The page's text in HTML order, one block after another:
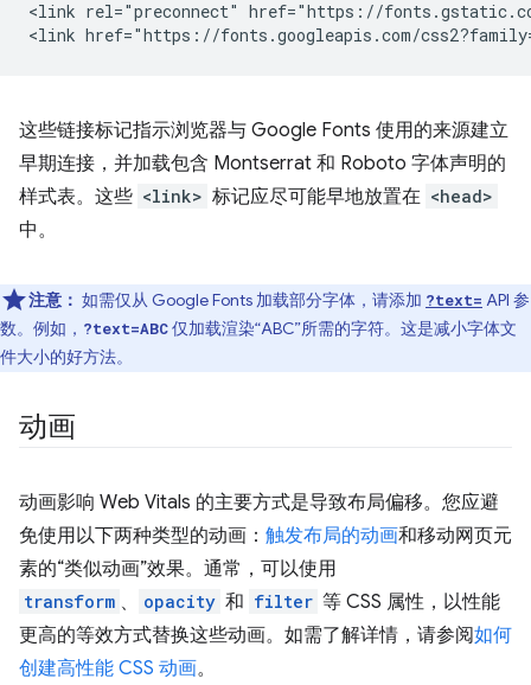
<link rel="preconnect" href="https://
这些链接标记指示浏览器与 Google Fonts 使用的来源建立
早期连接，并加载包含 Montserrat 和 Roboto 字体声明的
样式表。这些 <link> 标记应尽可能早地放置在 <head>
中。
注意： 如需仅从 Google Fonts 加载部分字体，请添加 ?text= API 参
数。例如， ?text=ABC仅加载渲染“ABC”所需的字符。这是减小字体文
件大小的好方法。
动画
动画影响 Web Vitals 的主要方式是导致布局偏移。您应避
免使用以下两种类型的动画： 触发布局的动画和移动网页元
素的“类似动画”效果。通常，可以使用
transform 、 opacity 和 filter 等 CSS 属性，以性能
更高的等效方式替换这些动画。如需了解详情，请参阅如何
创建高性能 CSS 动画。